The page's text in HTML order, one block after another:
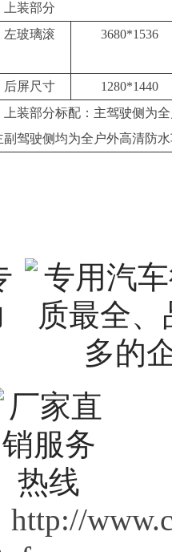
上装部分
左玻璃滚
3680*1536
后屏尺寸
1280*1440
上装部分标配：主驾驶侧为
副驾驶侧均为全户外高清防